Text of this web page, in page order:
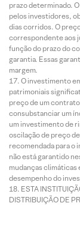
prazo determinado.
pelos investidores,
dias corridos. O
correspondente aos
função do prazo do
garantia. Essas
margem.
O investimento
patrimoniais
preço de um
consubstanciar um
um investimento de
oscilação de preço
recomendada para o
não está garantido
mudanças climáticas
desempenho do
ESTA
DISTRIBUIÇÃO DE